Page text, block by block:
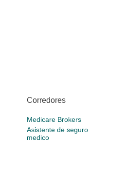
Corredores
Medicare Brokers
Asistente de seguro
medico